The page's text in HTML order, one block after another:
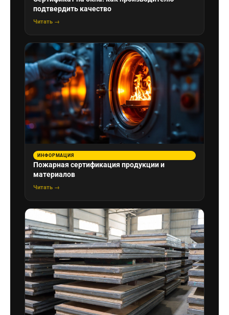
подтвердить качество
Читать →
ИНФОРМАЦИЯ
Пожарная сертификация продукции и
материалов
Читать →